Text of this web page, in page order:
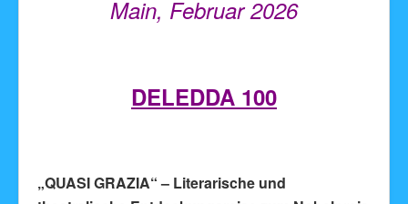
Main, Februar 2026
DELEDDA 100
„QUASI GRAZIA“ – Literarische und